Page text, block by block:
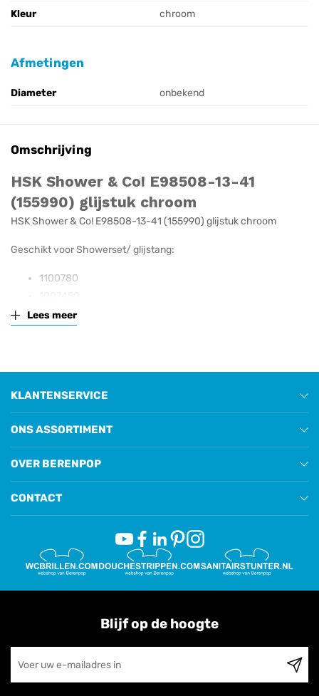
Kleur chroom
Afmetingen
Diameter onbekend
Omschrijving
HSK Shower & Co! E98508-13-41
(155990) glijstuk chroom
HSK Shower & Co! E98508-13-41 (155990) glijstuk chroom
Geschikt voor Showerset/ glijstang:
1100780
1007350
Lees meer
KLANTENSERVICE
ONS ASSORTIMENT
OVER BERENPOP
CONTACT
Blijf op de hoogte